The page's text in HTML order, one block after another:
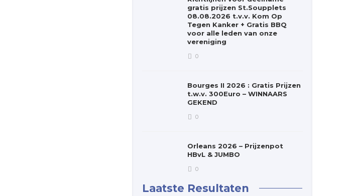
gratis prijzen St.Soupplets
08.08.2026 t.v.v. Kom Op
Tegen Kanker + Gratis BBQ
voor alle leden van onze
vereniging
0
Bourges II 2026 : Gratis Prijzen
t.w.v. 300Euro – WINNAARS
GEKEND
0
Orleans 2026 – Prijzenpot
HBvL & JUMBO
0
Laatste Resultaten